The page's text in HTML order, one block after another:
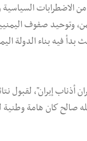
صالح السلطة في اليمن في 17 يوليو 1978، بعد فترة من
وتوحيد صفوف
حيث بدأ فيه بناء
إيران"، لقبول
صالح كان هامة وطنية